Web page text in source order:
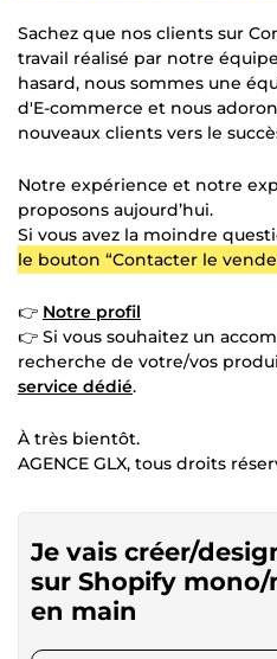
Sachez que nos clients sur
travail réalisé par notre
hasard, nous sommes une
d'E-commerce et nous
nouveaux clients vers le
Notre expérience et notre
proposons aujourd’hui.
Si vous avez la moindre
le bouton “Contacter le
👉 Notre profil
👉 Si vous souhaitez un
recherche de votre/vos
service dédié.
À très bientôt.
AGENCE GLX, tous droits
Je vais créer/
sur Shopify
en main